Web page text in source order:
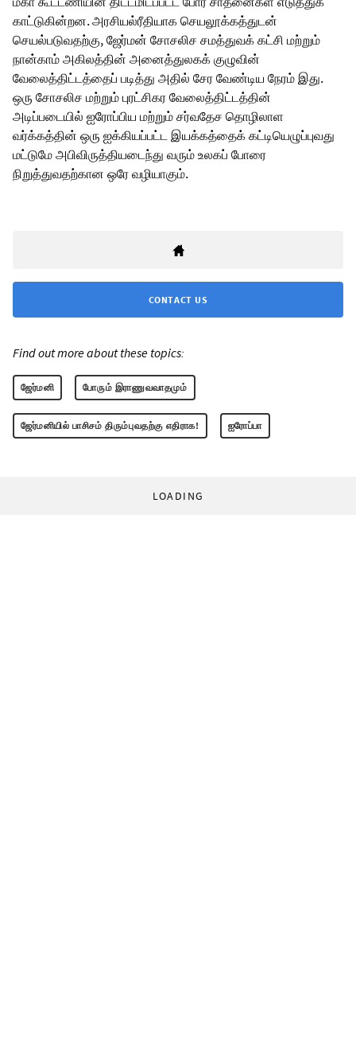
காட்டுகின்றன. அரசியல்ரீதியாக செயலூக்கத்துடன்
செயல்படுவதற்கு, ஜேர்மன் சோசலிச சமத்துவக் கட்சி மற்றும்
நான்காம் அகிலத்தின் அனைத்துலகக் குழுவின்
வேலைத்திட்டத்தைப் படித்து அதில் சேர வேண்டிய நேரம் இது.
ஒரு சோசலிச மற்றும் புரட்சிகர வேலைத்திட்டத்தின்
அடிப்படையில் ஐரோப்பிய மற்றும் சர்வதேச தொழிலாள
வர்க்கத்தின் ஒரு ஐக்கியப்பட்ட இயக்கத்தைக் கட்டியெழுப்புவது
மட்டுமே அபிவிருத்தியடைந்து வரும் உலகப் போரை
நிறுத்துவதற்கான ஒரே வழியாகும்.
CONTACT US
Find out more about these topics:
ஜேர்மனி போரும் இராணுவவாதமும்
ஜேர்மனியில் பாசிசம் திரும்புவதற்கு எதிராக! ஐரோப்பா
LOADING